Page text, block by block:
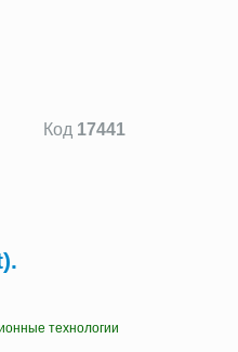
Код 17441
технологии